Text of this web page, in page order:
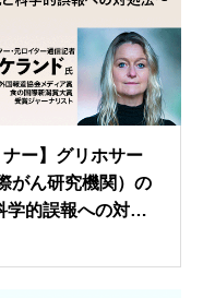
ー】グリホサー
がん研究機関）の
的誤報への対処